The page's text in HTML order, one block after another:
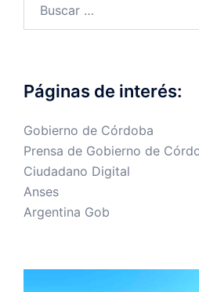
Páginas de interés:
Gobierno de Córdoba
Prensa de Gobierno de
Ciudadano Digital
Anses
Argentina Gob